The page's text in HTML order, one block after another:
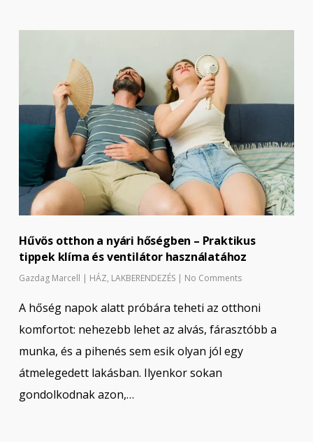
Hűvös otthon a nyári hőségben – Praktikus
tippek klíma és ventilátor használatához
Gazdag Marcell | HÁZ, LAKBERENDEZÉS | No Comments
A hőség napok alatt próbára teheti az otthoni
komfortot: nehezebb lehet az alvás, fárasztóbb a
munka, és a pihenés sem esik olyan jól egy
átmelegedett lakásban. Ilyenkor sokan
gondolkodnak azon,…